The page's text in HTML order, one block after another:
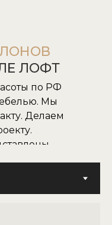
ЛОФТ
по РФ
Мы
Делаем